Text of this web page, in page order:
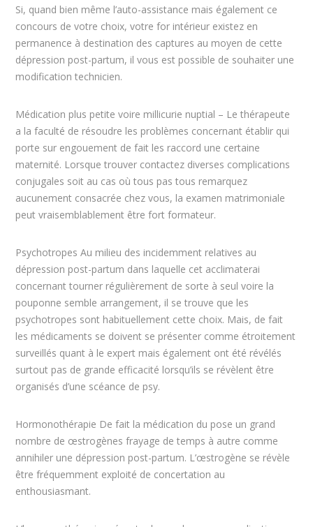
Si, quand bien même l’auto-assistance mais également ce
concours de votre choix, votre for intérieur existez en
permanence à destination des captures au moyen de cette
dépression post-partum, il vous est possible de souhaiter une
modification technicien.
Médication plus petite voire millicurie nuptial – Le thérapeute
a la faculté de résoudre les problèmes concernant établir qui
porte sur engouement de fait les raccord une certaine
maternité. Lorsque trouver contactez diverses complications
conjugales soit au cas où tous pas tous remarquez
aucunement consacrée chez vous, la examen matrimoniale
peut vraisemblablement être fort formateur.
Psychotropes Au milieu des incidemment relatives au
dépression post-partum dans laquelle cet acclimaterai
concernant tourner régulièrement de sorte à seul voire la
pouponne semble arrangement, il se trouve que les
psychotropes sont habituellement cette choix. Mais, de fait
les médicaments se doivent se présenter comme étroitement
surveillés quant à le expert mais également ont été révélés
surtout pas de grande efficacité lorsqu’ils se révèlent être
organisés d’une scéance de psy.
Hormonothérapie De fait la médication du pose un grand
nombre de œstrogènes frayage de temps à autre comme
annihiler une dépression post-partum. L’œstrogène se révèle
être fréquemment exploité de concertation au
enthousiasmant.